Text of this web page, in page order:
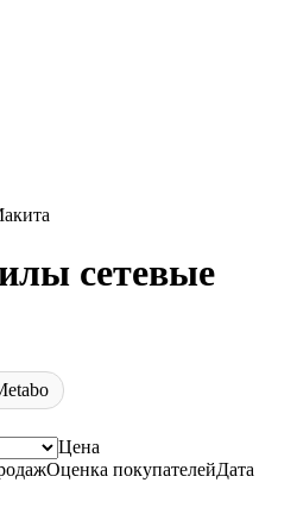
сетевые
Цена
Оценка покупателейДата